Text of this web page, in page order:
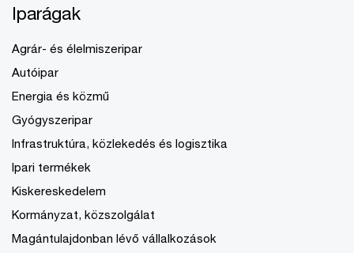
Iparágak
Agrár- és élelmiszeripar
Autóipar
Energia és közmű
Gyógyszeripar
Infrastruktúra, közlekedés és logisztika
Ipari termékek
Kiskereskedelem
Kormányzat, közszolgálat
Magántulajdonban lévő vállalkozások